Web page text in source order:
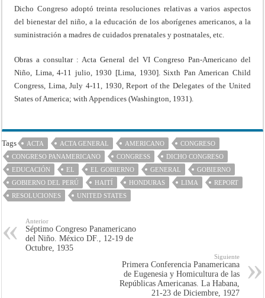
Dicho Congreso adoptó treinta resoluciones relativas a varios aspectos
del bienestar del niño, a la educación de los aborígenes americanos, a la
suministración a madres de cuidados prenatales y postnatales, etc.
Obras a consultar : Acta General del VI Congreso Pan-Americano del
Niño, Lima, 4-11 julio, 1930 [Lima, 1930]. Sixth Pan American Child
Congress, Lima, July 4-11, 1930, Report of the Delegates of the United
States of America; with Appendices (Washington, 1931).
Tags ACTA ACTA GENERAL AMERICANO
CONGRESO
CONGRESO PANAMERICANO
CONGRESS
DICHO CONGRESO
EDUCACIÓN
EL EL GOBIERNO GENERAL
GOBIERNO
GOBIERNO DEL PERÚ
HAITÍ HONDURAS LIMA
REPORT
RESOLUCIONES
UNITED STATES
Anterior
Séptimo Congreso Panamericano
del Niño. México DF., 12-19 de
Octubre, 1935
Siguiente
Primera Conferencia Panamericana
de Eugenesia y Homicultura de las
Repúblicas Americanas. La Habana,
21-23 de Diciembre, 1927